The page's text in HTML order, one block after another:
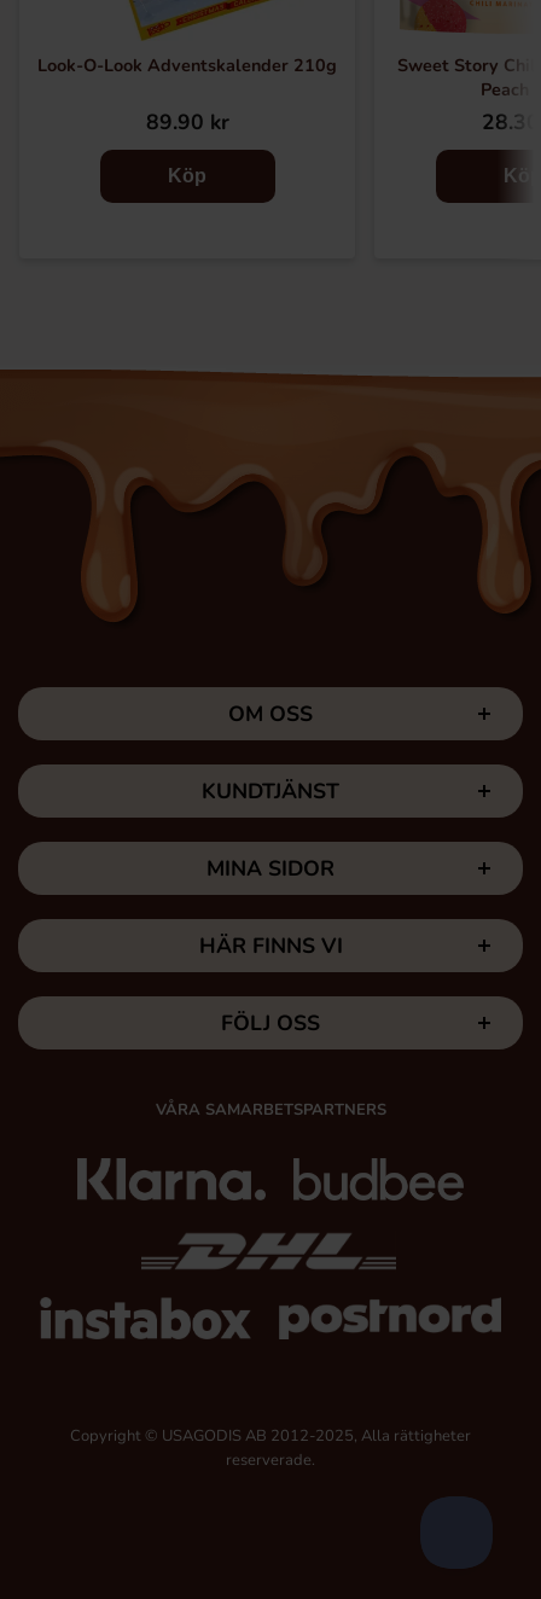
Look-O-Look Adventskalender 210g
89.90 kr
Köp
Sweet Story
Peach
Köp
OM OSS
KUNDTJÄNST
MINA SIDOR
HÄR FINNS VI
FÖLJ OSS
VÅRA SAMARBETSPARTNERS
Copyright © USAGODIS AB 2012-2025, Alla rättigheter
reserverade.